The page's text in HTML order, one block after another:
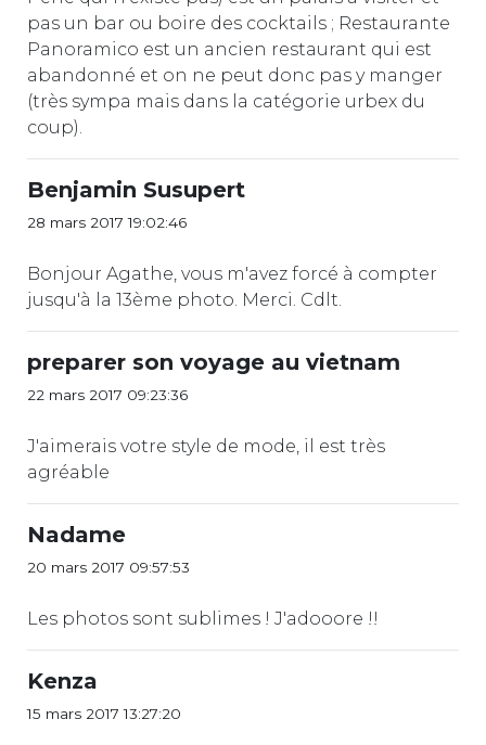
pas un bar ou boire des cocktails ; Restaurante
Panoramico est un ancien restaurant qui est
abandonné et on ne peut donc pas y manger
(très sympa mais dans la catégorie urbex du
coup).
Benjamin Susupert
28 mars 2017 19:02:46
Bonjour Agathe, vous m'avez forcé à compter
jusqu'à la 13ème photo. Merci. Cdlt.
preparer son voyage au vietnam
22 mars 2017 09:23:36
J'aimerais votre style de mode, il est très
agréable
Nadame
20 mars 2017 09:57:53
Les photos sont sublimes ! J'adooore !!
Kenza
15 mars 2017 13:27:20